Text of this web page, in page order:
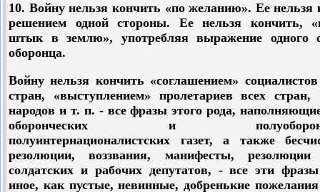
10. Войну нельзя кончить «по желанию». Ее нельзя
решением одной стороны. Ее нельзя кончить,
штык в землю», употребляя выражение одного
оборонца.
Войну нельзя кончить «соглашением»
стран, «выступлением» пролетариев всех стран,
народов и т. п. - все фразы этого рода,
оборонческих и
полуинтернационалистских газет, а также
резолюции, воззвания, манифесты, резолюции
солдатских и рабочих депутатов, - все эти
иное, как пустые, невинные, добренькие